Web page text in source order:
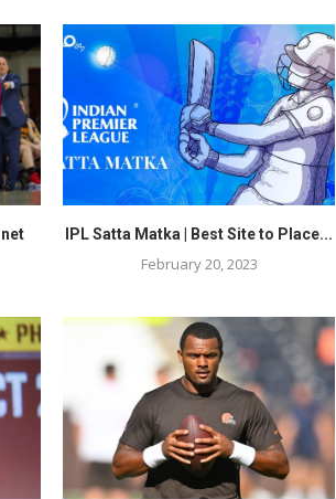
IPL Satta Matka | Best Site to Place...
February 20, 2023